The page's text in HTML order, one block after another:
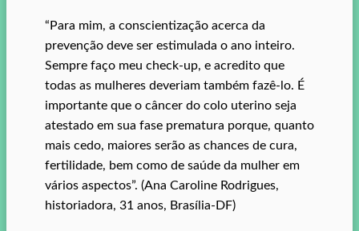
“Para mim, a conscientização acerca da
prevenção deve ser estimulada o ano inteiro.
Sempre faço meu check-up, e acredito que
todas as mulheres deveriam também fazê-lo. É
importante que o câncer do colo uterino seja
atestado em sua fase prematura porque, quanto
mais cedo, maiores serão as chances de cura,
fertilidade, bem como de saúde da mulher em
vários aspectos”. (Ana Caroline Rodrigues,
historiadora, 31 anos, Brasília-DF)